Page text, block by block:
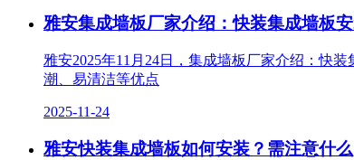
雅安集成墙板厂家介绍：快装集成墙板
雅安2025年11月24日，集成墙板厂家介绍：快
潮、易清洁等优点
2025-11-24
雅安快装集成墙板如何安装？需注意什么